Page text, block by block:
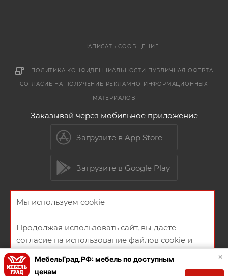
НАПИСАТЬ СООБЩЕНИЕ
ПОЛИТИКА КОНФИДЕНЦИАЛЬНОСТИ ПУБЛИЧНАЯ ОФЕРТА
СОГЛАСИЕ НА ПОЛУЧЕНИЕ РЕКЛАМНО-ИНФОРМАЦИОННЫХ
МАТЕРИАЛОВ
Заказывай через мобильное приложение
Загрузите в App Store
Загрузите в Google Play
Мы используем cookie
Продолжая использовать сайт, вы даете
согласие на использование файлов cookie и
политикой конфиденциальности
×
МебельГрад.РФ: мебель по доступным
ценам